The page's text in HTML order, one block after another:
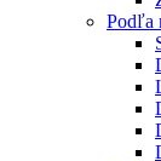
Podľa